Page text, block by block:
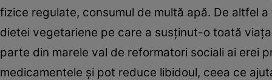
fizice regulate, consumul de multă apă. De altfel
dietei vegetariene pe care a susţinut-o toată
parte din marele val de reformatori sociali ai erei
medicamentele şi pot reduce libidoul, ceea ce